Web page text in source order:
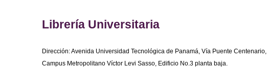
Librería Universitaria
Dirección: Avenida Universidad Tecnológica de Panamá, Vía Puente Centenario,
Campus Metropolitano Víctor Levi Sasso, Edificio No.3 planta baja.